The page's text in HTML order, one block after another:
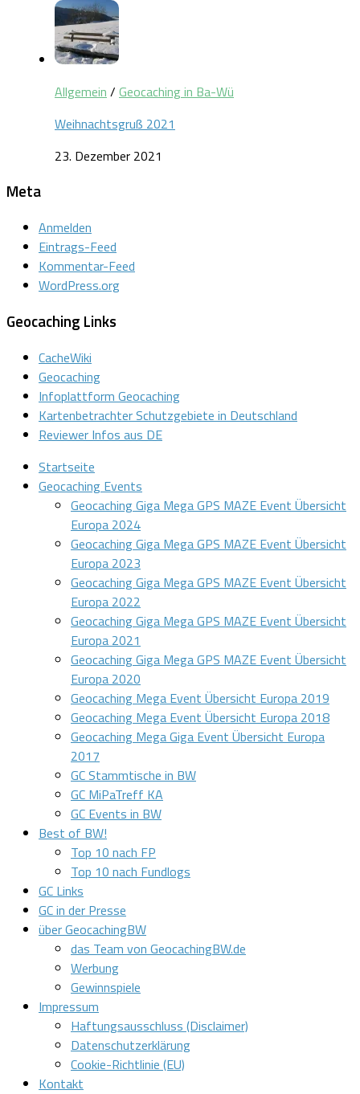
Allgemein / Geocaching in Ba-Wü
Weihnachtsgruß 2021
23. Dezember 2021
Meta
Anmelden
Eintrags-Feed
Kommentar-Feed
WordPress.org
Geocaching Links
CacheWiki
Geocaching
Infoplattform Geocaching
Kartenbetrachter Schutzgebiete in Deutschland
Reviewer Infos aus DE
Startseite
Geocaching Events
Geocaching Giga Mega GPS MAZE Event Übersicht
Europa 2024
Geocaching Giga Mega GPS MAZE Event Übersicht
Europa 2023
Geocaching Giga Mega GPS MAZE Event Übersicht
Europa 2022
Geocaching Giga Mega GPS MAZE Event Übersicht
Europa 2021
Geocaching Giga Mega GPS MAZE Event Übersicht
Europa 2020
Geocaching Mega Event Übersicht Europa 2019
Geocaching Mega Event Übersicht Europa 2018
Geocaching Mega Giga Event Übersicht Europa
2017
GC Stammtische in BW
GC MiPaTreff KA
GC Events in BW
Best of BW!
Top 10 nach FP
Top 10 nach Fundlogs
GC Links
GC in der Presse
über GeocachingBW
das Team von GeocachingBW.de
Werbung
Gewinnspiele
Impressum
Haftungsausschluss (Disclaimer)
Datenschutzerklärung
Cookie-Richtlinie (EU)
Kontakt